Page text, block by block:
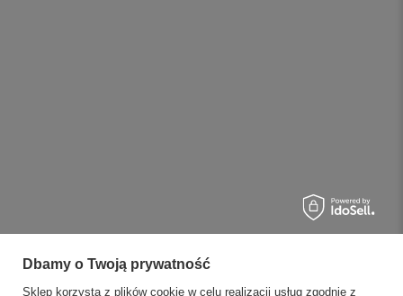
Dbamy o Twoją prywatność
Sklep korzysta z plików cookie w celu realizacji usług zgodnie z